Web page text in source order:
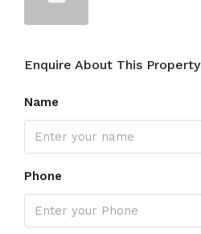
Enquire About This Property
Name
Phone